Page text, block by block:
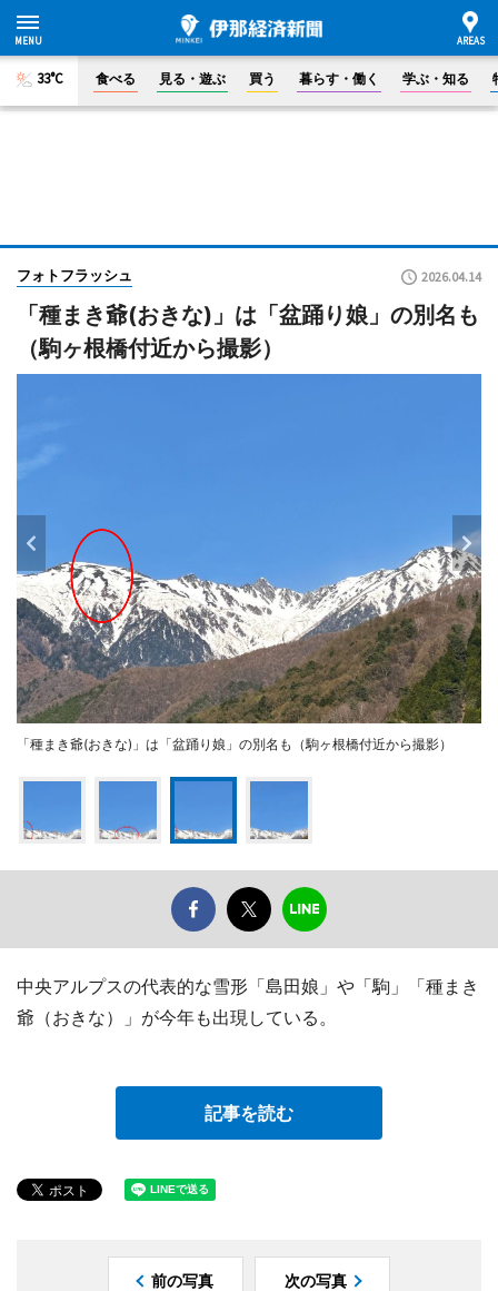
33°C 食べる 見る・遊ぶ 買う 暮らす・働く 学ぶ・知る
フォトフラッシュ 2026.04.14
「種まき爺(おきな)」は「盆踊り娘」の別名も
（駒ヶ根橋付近から撮影）
「種まき爺(おきな)」は「盆踊り娘」の別名も（駒ヶ根橋付近から撮影）
中央アルプスの代表的な雪形「島田娘」や「駒」「種まき
爺（おきな）」が今年も出現している。
記事を読む
前の写真 次の写真